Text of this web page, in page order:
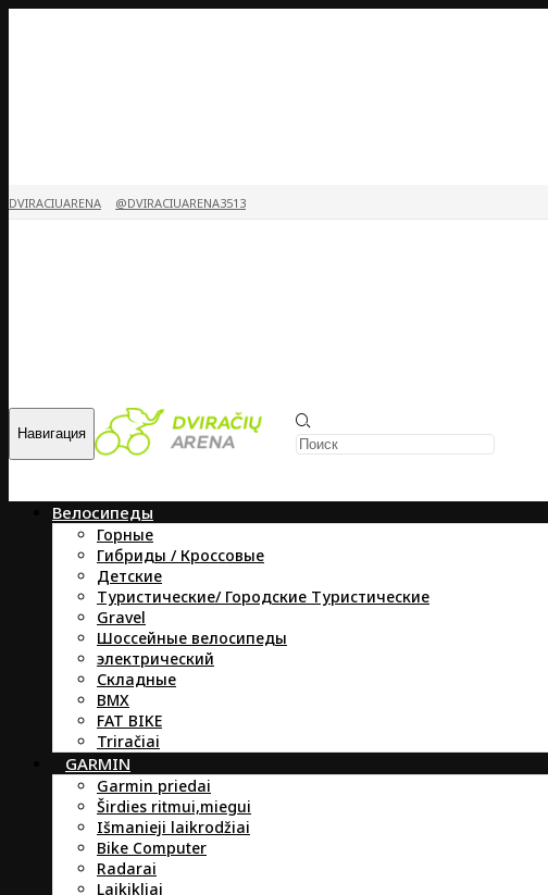
DVIRACIUARENA @DVIRACIUARENA3513
Навигация
Велосипеды
Горные
Гибриды / Кроссовые
Детские
Туристические/ Городские Туристические
Gravel
Шоссейные велосипеды
электрический
Складные
BMX
FAT BIKE
Triračiai
GARMIN
Garmin priedai
Širdies ritmui,miegui
Išmanieji laikrodžiai
Bike Computer
Radarai
Laikikliai